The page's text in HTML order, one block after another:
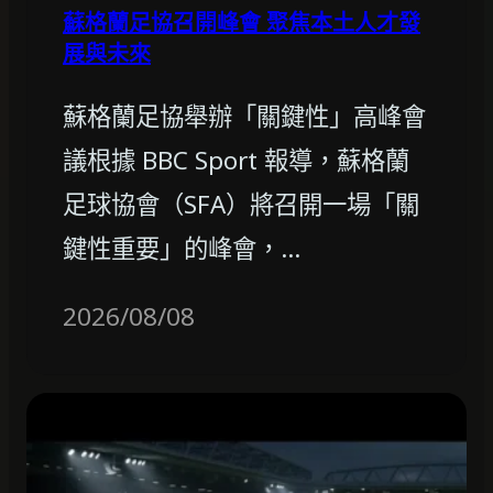
蘇格蘭足協召開峰會 聚焦本土人才發
展與未來
蘇格蘭足協舉辦「關鍵性」高峰會
議根據 BBC Sport 報導，蘇格蘭
足球協會（SFA）將召開一場「關
鍵性重要」的峰會，…
2026/08/08